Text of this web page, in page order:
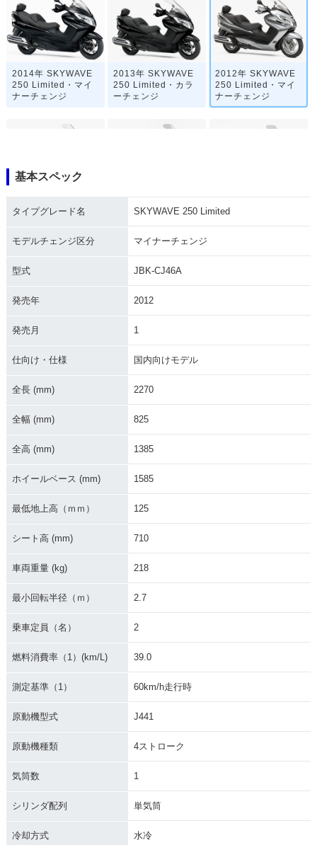
2014年 SKYWAVE
250 Limited・マイ
ナーチェンジ
2013年 SKYWAVE
250 Limited・カラ
ーチェンジ
2012年 SKYWAVE
250 Limited・マイ
ナーチェンジ
250 Limited・マイ
250 Limited・マイ
250 Limited・マイ
2007年 SKYWAVE
モデルチェンジ
2005年 SKYWAVE
ナーチェンジ
250 Limited
250 Limited
SKYWAVE 250 Lim
基本スペック
タイプグレード名 SKYWAVE 250 Limited
モデルチェンジ区分 マイナーチェンジ
型式 JBK-CJ46A
発売年 2012
発売月 1
仕向け・仕様 国内向けモデル
全長 (mm) 2270
全幅 (mm) 825
全高 (mm) 1385
ホイールベース (mm) 1585
最低地上高（ｍｍ） 125
シート高 (mm) 710
車両重量 (kg) 218
最小回転半径（ｍ） 2.7
乗車定員（名） 2
燃料消費率（1）(km/L) 39.0
測定基準（1） 60km/h走行時
原動機型式 J441
原動機種類 4ストローク
気筒数 1
シリンダ配列 単気筒
冷却方式 水冷